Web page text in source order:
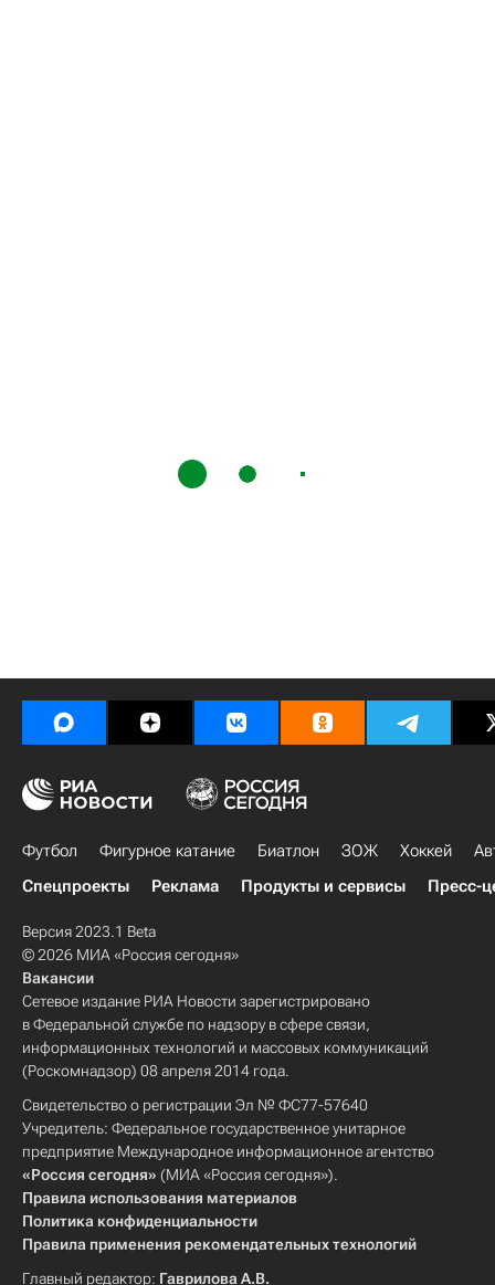
Футбол Фигурное катание Биатлон ЗОЖ Хоккей
Спецпроекты
Реклама Продукты и сервисы Пресс-
Версия 2023.1 Beta
© 2026 МИА «Россия сегодня»
Вакансии
Сетевое издание РИА Новости зарегистрировано
в Федеральной службе по надзору в сфере связи,
информационных технологий и массовых коммуникаций
(Роскомнадзор) 08 апреля 2014 года.
Свидетельство о регистрации Эл № ФС77-57640
Учредитель: Федеральное государственное унитарное
предприятие Международное информационное агентство
«Россия сегодня» (МИА «Россия сегодня»).
Правила использования материалов
Политика конфиденциальности
Правила применения рекомендательных технологий
Главный редактор: Гаврилова А.В.